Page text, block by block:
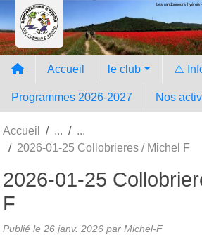
Les randonneurs hyèrois
Accueil le club ⚠️
Programmes 2026-2027 Nos
Accueil
2026-01-25 Collobrieres / Michel F
2026-01-25
F
Publié le 26 janv. 2026 par Michel-F
Panneau de gestion des cookies